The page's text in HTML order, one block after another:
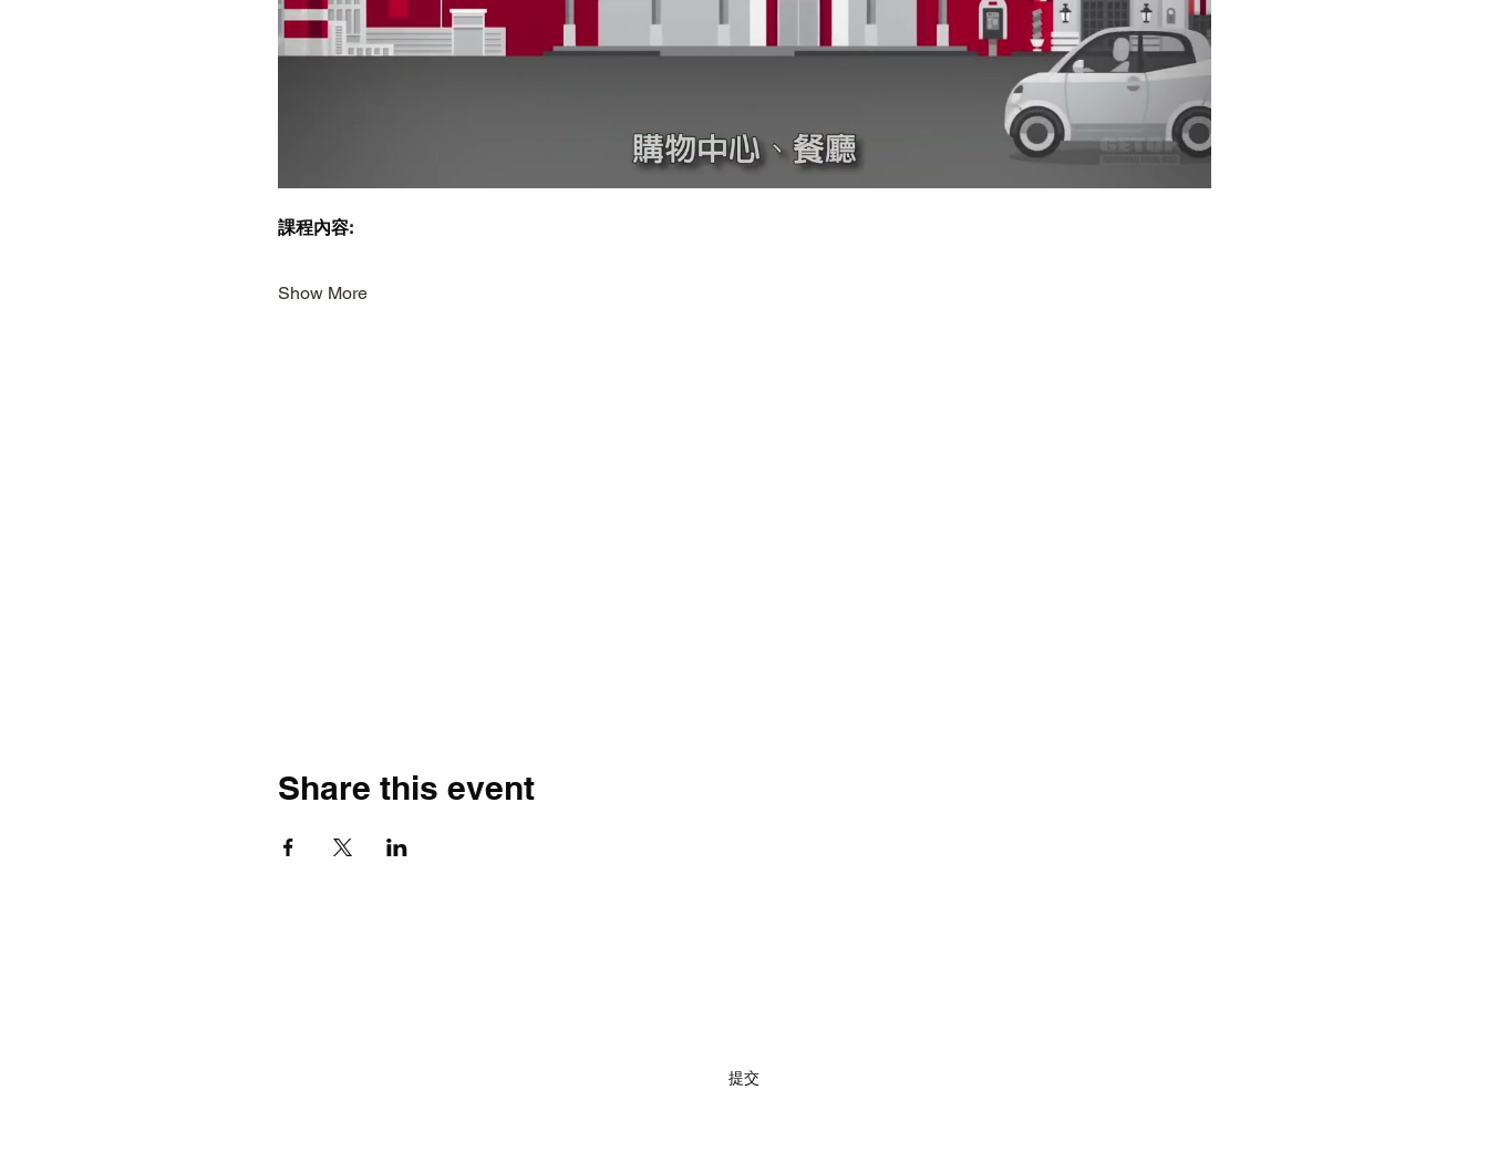
課程內容:
Show More
Share this event
提交